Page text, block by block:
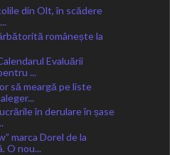
din Olt, în scădere
românește la
Evaluării
...
să meargă pe liste
în derulare în șase
marca Dorel de la
O nou...